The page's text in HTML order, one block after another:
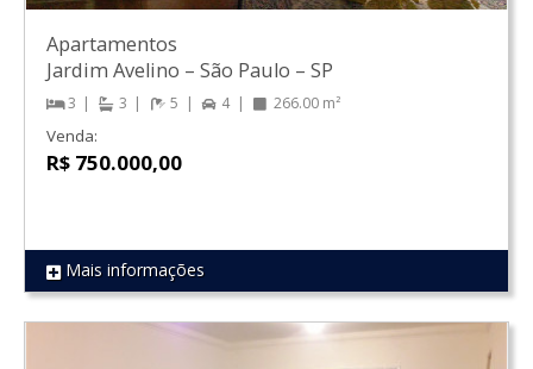
REF 1843
Apartamentos
Jardim Avelino – São Paulo – SP
3 3 5 4 266.00 m²
Venda:
R$ 750.000,00
Mais informações